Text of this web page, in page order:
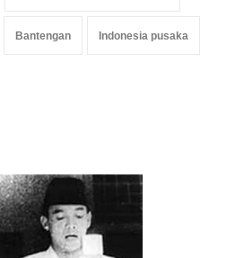
Bantengan Indonesia pusaka